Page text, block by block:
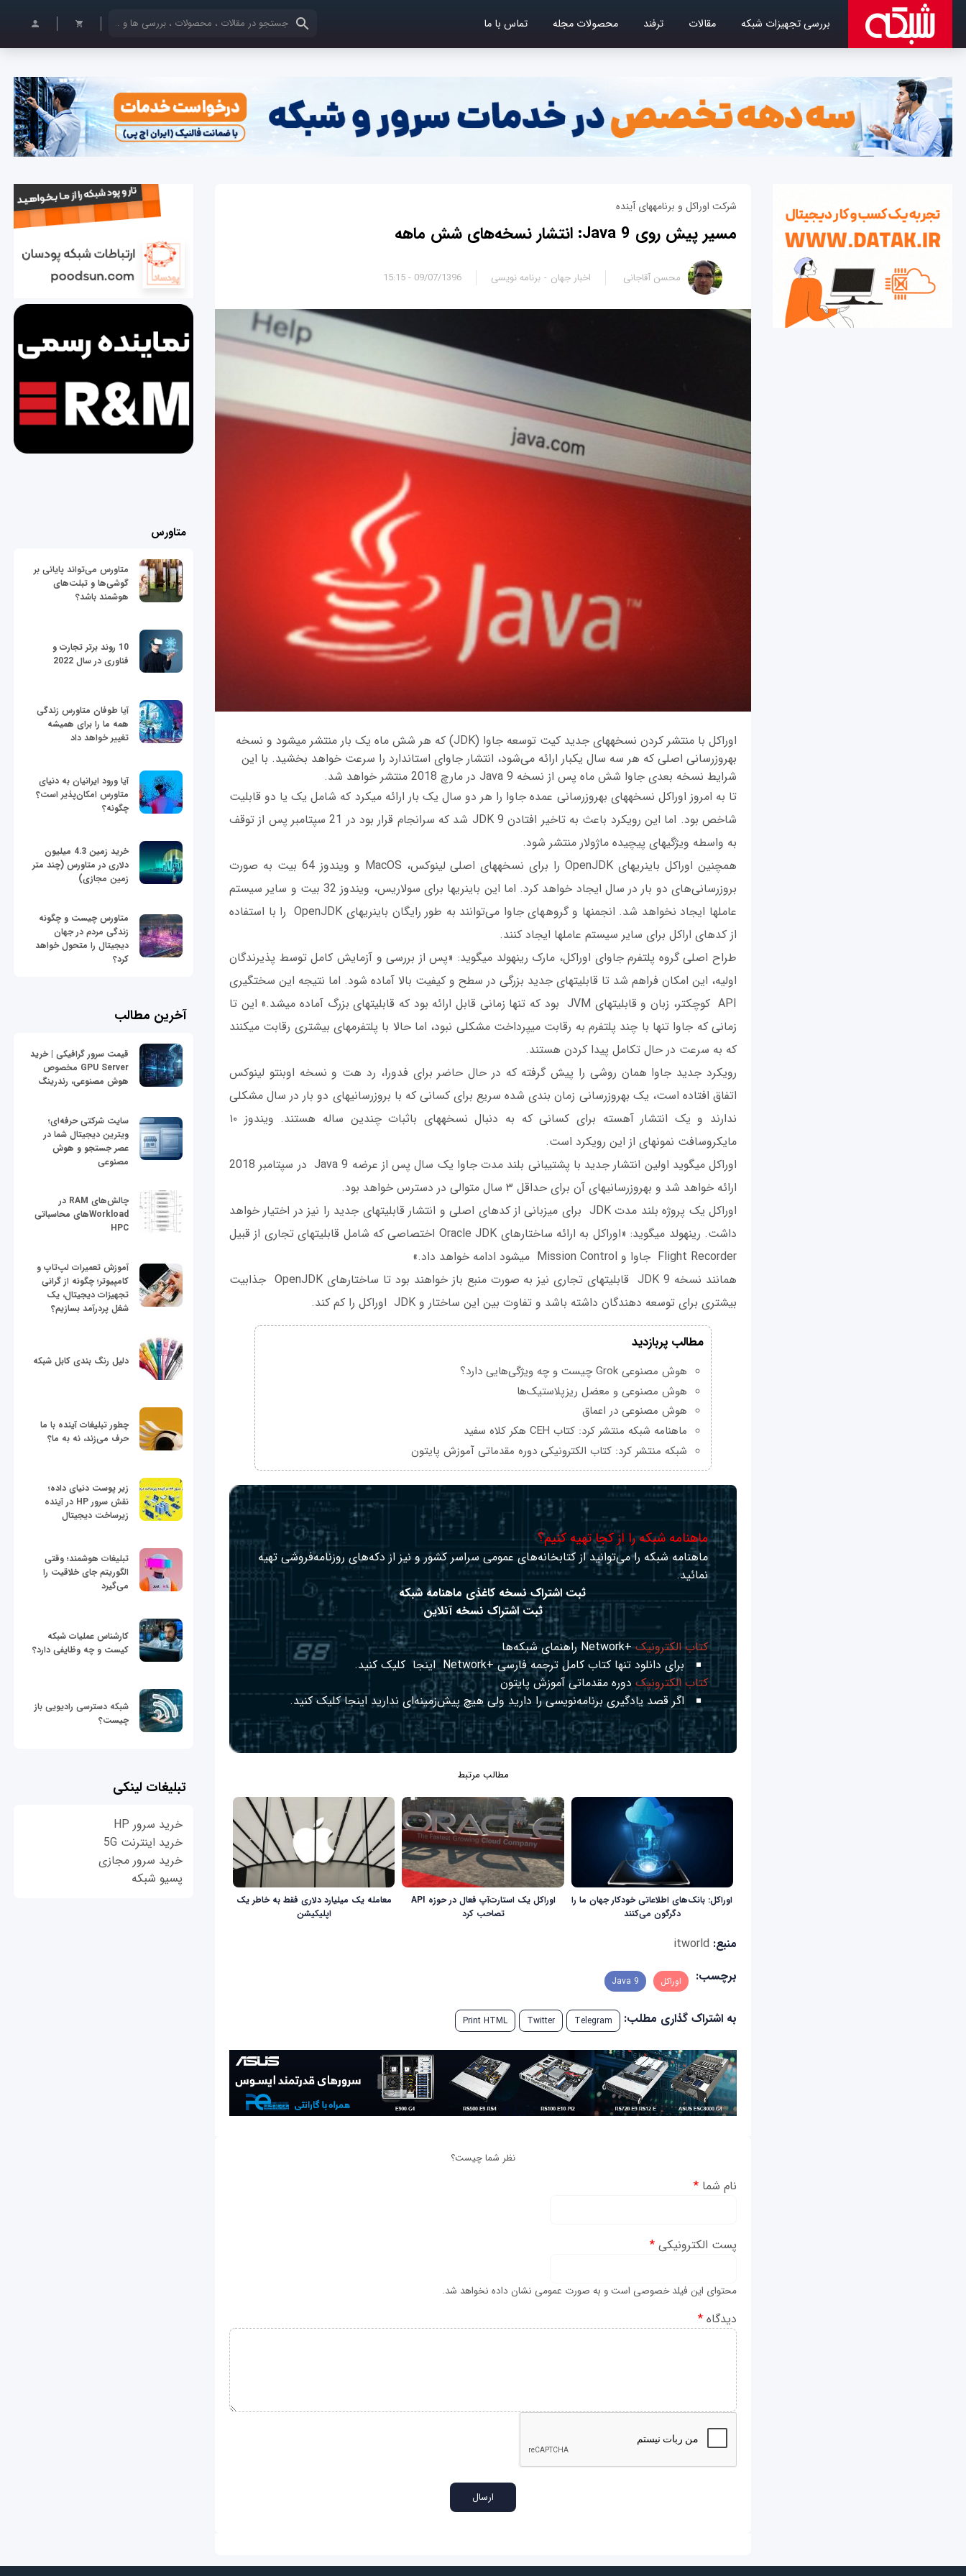
بررسی تجهیزات شبکه مقالات ترفند محصولات مجله تماس با ما کلمات کلیدی خود را وارد کنید
شرکت اوراکل و برنامه‎های آینده
مسیر پیش روی Java 9: انتشار نسخه‌های شش ماهه
09/07/1396 - 15:15 محسن آقاجانی اخبار جهان برنامه نویسی
اوراکل با منتشر کردن نسخه‎های جدید کیت توسعه جاوا (JDK) که هر شش ماه یک بار منتشر می‎شود و نسخه
به‎روزرسانی اصلی که هر سه سال یکبار ارائه می‎‌شود، انتشار جاوای استاندارد را سرعت خواهد بخشید. با این
شرایط نسخه بعدی جاوا شش ماه پس از نسخه Java 9 در مارچ 2018 منتشر خواهد شد.
تا به امروز اوراکل نسخه‎های به‎روزرسانی عمده جاوا را هر دو سال یک بار ارائه می‎کرد که شامل یک یا دو قابلیت
شاخص بود. اما این رویکرد باعث به تاخیر افتادن JDK 9 شد که سرانجام قرار بود در 21 سپتامبر پس از توقف
به واسطه ویژگی‎های پیچیده ماژولار منتشر شود.
همچنین اوراکل باینری‎های OpenJDK را برای نسخه‎های اصلی لینوکس، MacOS و ویندوز 64 بیت به صورت
بروزرسانی‌های دو بار در سال ایجاد خواهد کرد. اما این باینری‎ها برای سولاریس، ویندوز 32 بیت و سایر سیستم
عامل‎ها ایجاد نخواهد شد. انجمن‎ها و گروه‎های جاوا می‎‌توانند به طور رایگان باینری‎های OpenJDK را با استفاده
از کدهای اراکل برای سایر سیستم عامل‎ها ایجاد کنند.
طراح اصلی گروه پلتفرم جاوای اوراکل، مارک رین‎هولد می‎گوید: «پس از بررسی و آزمایش کامل توسط پذیرندگان
اولیه، این امکان فراهم شد تا قابلیت‎های جدید بزرگی در سطح و کیفیت بالا آماده شود. اما نتیجه این سختگیری
API کوچکتر، زبان و قابلیت‎های JVM بود که تنها زمانی قابل ارائه بود که قابلیت‎های بزرگ آماده می‎شد.» این تا
زمانی که جاوا تنها با چند پلتفرم به رقابت می‎پرداخت مشکلی نبود، اما حالا با پلتفرم‎های بیشتری رقابت می‎کنند
که به سرعت در حال تکامل پیدا کردن هستند.
رویکرد جدید جاوا همان روشی را پیش گرفته که در حال حاضر برای فدورا، رد هت و نسخه اوبنتو لینوکس
اتفاق افتاده است، یک به‎روزرسانی زمان بندی شده سریع برای کسانی که با بروزرسانی‎های دو بار در سال مشکلی
ندارند و یک انتشار آهسته برای کسانی که به دنبال نسخه‎های باثبات چندین ساله هستند. ویندوز ۱۰
مایکروسافت نمونه‎ای از این رویکرد است.
اوراکل می‎گوید اولین انتشار جدید با پشتیبانی بلند مدت جاوا یک سال پس از عرضه Java 9 در سپتامبر 2018
ارائه خواهد شد و به‎روزرسانی‎های آن برای حداقل ۳ سال متوالی در دسترس خواهد بود.
اوراکل یک پروژه بلند مدت JDK برای میزبانی از کدهای اصلی و انتشار قابلیت‎های جدید را نیز در اختیار خواهد
داشت. رین‎هولد می‎گوید: «اوراکل به ارائه ساختارهای Oracle JDK اختصاصی که شامل قابلیت‎های تجاری از قبیل
Flight Recorder جاوا و Mission Control می‎شود ادامه خواهد داد.»
همانند نسخه JDK 9 قابلیت‎های تجاری نیز به صورت منبع باز خواهند بود تا ساختارهای OpenJDK جذابیت
بیشتری برای توسعه دهندگان داشته باشد و تفاوت بین این ساختار و JDK اوراکل را کم کند.
مطالب پربازدید
هوش مصنوعی Grok چیست و چه ویژگی‌هایی دارد؟
هوش مصنوعی و معضل ریزپلاستیک‌ها
هوش مصنوعی در اعماق
ماهنامه شبکه منتشر کرد: کتاب CEH هکر کلاه سفید
شبکه منتشر کرد: کتاب الکترونیکی دوره مقدماتی آموزش پایتون
ماهنامه شبکه را از کجا تهیه کنیم؟
ماهنامه شبکه را می‌توانید از کتابخانه‌های عمومی سراسر کشور و نیز از دکه‌های روزنامه‌فروشی تهیه
نمائید.
ثبت اشتراک نسخه کاغذی ماهنامه شبکه
ثبت اشتراک نسخه آنلاین
کتاب الکترونیک+Network راهنمای شبکه‌ها
برای دانلود تنها کتاب کامل ترجمه فارسی +Network
اینجا کلیک کنید.
کتاب الکترونیک دوره مقدماتی آموزش پایتون
اگر قصد یادگیری برنامه‌نویسی را دارید ولی هیچ پیش‌زمینه‌ای نداریداینجا کلیک کنید.
مطالب مرتبط
اوراکل: بانک‌های اطلاعاتی خودکار جهان ما را
دگرگون می‌کنند
اوراکل یک استارت‌آپ فعال در حوزه API
تصاحب کرد
معامله یک میلیارد دلاری فقط به خاطر یک
اپلیکیشن
منبع: itworld
برچسب:
اوراکل Java 9
به اشتراک گذاری مطلب: Telegram
Twitter
Print HTML
نظر شما چیست؟
نام شما *
پست الکترونیکی *
محتوای این فیلد خصوصی است و به صورت عمومی نشان داده نخواهد شد.
دیدگاه *
متاورس
متاورس می‌تواند پایانی بر
گوشی‌ها و تبلت‌های
هوشمند باشد؟
10 روند برتر تجارت و
فناوری در سال 2022
آیا طوفان متاورس زندگی
همه ما را برای همیشه
تغییر خواهد داد
آیا ورود ایرانیان به دنیای
متاورس امکان‌پذیر است؟
چگونه؟
خرید زمین 4.3 میلیون
دلاری در متاورس (چند متر
زمین مجازی)
متاورس چیست و چگونه
زندگی مردم در جهان
دیجیتال را متحول خواهد
کرد؟
آخرین مطالب
قیمت سرور گرافیکی | خرید
GPU Server مخصوص
هوش مصنوعی، رندرینگ
سایت شرکتی حرفه‌ای؛
ویترین دیجیتال شما در
عصر جستجو و هوش
مصنوعی
چالش‌های RAM در
Workloadهای محاسباتی
HPC
آموزش تعمیرات لپ‌تاپ و
کامپیوتر؛ چگونه از گرانی
تجهیزات دیجیتال، یک
شغل پردرآمد بسازیم؟
دلیل رنگ بندی کابل شبکه
چطور تبلیغات آینده با ما
حرف می‌زند، نه به ما؟
زیر پوست دنیای داده؛
نقش سرور HP در آینده
زیرساخت دیجیتال
تبلیغات هوشمند؛ وقتی
الگوریتم جای خلاقیت را
می‌گیرد
کارشناس عملیات شبکه
کیست و چه وظایفی دارد؟
شبکه دسترسی رادیویی باز
چیست؟
تبلیغات لینکی
خرید سرور HP
خرید اینترنت 5G
خرید سرور مجازی
پسیو شبکه